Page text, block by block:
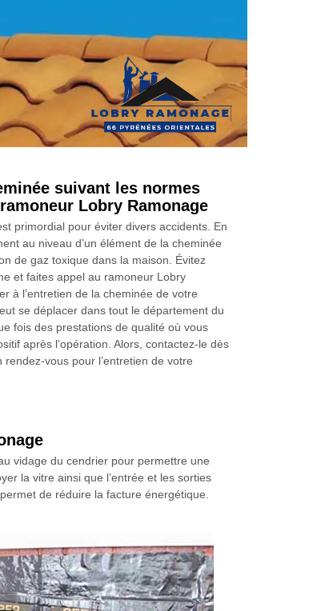
suivant les normes
Lobry Ramonage
primordial pour éviter divers accidents. En
au niveau d’un élément de la cheminée
de gaz toxique dans la maison. Évitez
et faites appel au ramoneur Lobry
à l’entretien de la cheminée de votre
se déplacer dans tout le département du
fois des prestations de qualité où vous
après l’opération. Alors, contactez-le dès
vous pour l’entretien de votre
vidage du cendrier pour permettre une
la vitre ainsi que l’entrée et les sorties
de réduire la facture énergétique.